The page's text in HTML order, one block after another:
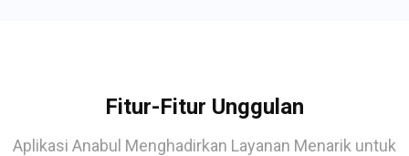
Fitur-Fitur Unggulan
Aplikasi Anabul Menghadirkan Layanan Menarik untuk